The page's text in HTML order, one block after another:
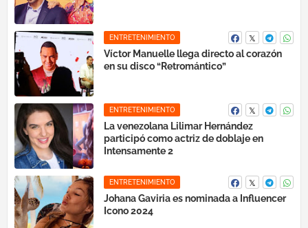
ENTRETENIMIENTO
Víctor Manuelle llega directo al corazón
en su disco “Retromántico”
ENTRETENIMIENTO
La venezolana Lilimar Hernández
participó como actriz de doblaje en
Intensamente 2
ENTRETENIMIENTO
Johana Gaviria es nominada a Influencer
Icono 2024